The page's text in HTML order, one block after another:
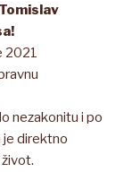
2021
nezakonitu i po
je direktno